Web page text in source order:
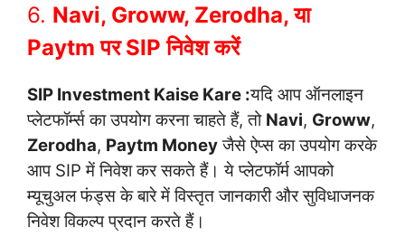
6. Navi, Groww, Zerodha, या
Paytm पर SIP निवेश करें
SIP Investment Kaise Kare :यदि आप ऑनलाइन
प्लेटफॉर्म्स का उपयोग करना चाहते हैं, तो Navi, Groww,
Zerodha, Paytm Moneyजैसे ऐप्स का उपयोग करके
आप SIP में निवेश कर सकते हैं। ये प्लेटफॉर्म आपको
म्यूचुअल फंड्स के बारे में विस्तृत जानकारी और सुविधाजनक
निवेश विकल्प प्रदान करते हैं।